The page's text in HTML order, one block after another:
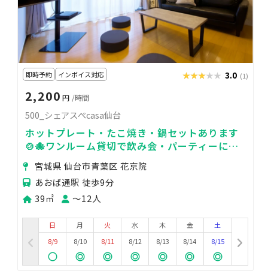
即時予約 インボイス対応 ★★★★★
★★★★★ 3.0 (1)
2,200 円 /時間
500_シェアスぺcasa仙台
ホットプレート・たこ焼き・鍋セットあります
🍲🐙ワンルーム貸切で飲み会・パーティーに最
適！宮城県 仙台市青葉区 花京院
あおば通駅 徒歩9分
39㎡
〜12人
日
8/9
月
8/10
火
8/11
水
8/12
木
8/13
金
8/14
土
8/15